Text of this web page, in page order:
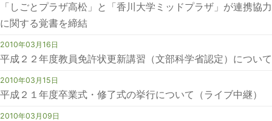
「しごとプラザ高松」と「香川大学ミッドプラザ」が連携協力
に関する覚書を締結
2010年03月16日
平成２２年度教員免許状更新講習（文部科学省認定）について
2010年03月15日
平成２１年度卒業式・修了式の挙行について（ライブ中継）
2010年03月09日